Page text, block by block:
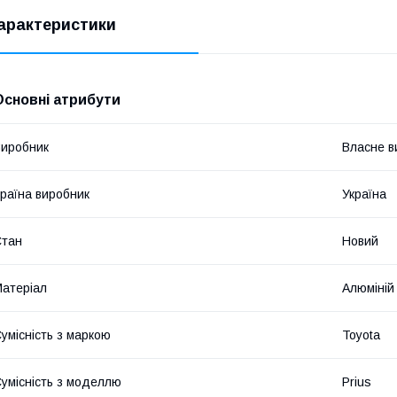
атрибути
Власне
виробник Україна
Новий
Алюміній
з маркою Toyota
з моделлю Prius